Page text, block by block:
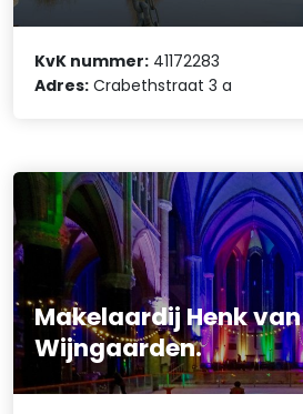
KvK nummer: 41172283
Adres: Crabethstraat 3 a
Makelaardij Henk van
Wijngaarden.